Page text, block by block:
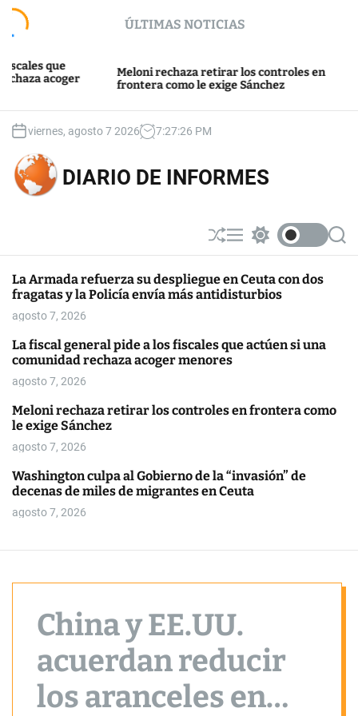
c
ÚLTIMAS NOTICIAS
Meloni rechaza retirar los controles en
frontera como le exige Sánchez
viernes, agosto 7 2026 7:27:26 PM
DIARIO DE INFORMES
S
h
ff
l
M
e
u
w
t
c
l
d
S
e
La Armada refuerza su despliegue en Ceuta con dos
fragatas y la Policía envía más antidisturbios
agosto 7, 2026
La fiscal general pide a los fiscales que actúen si una
comunidad rechaza acoger menores
agosto 7, 2026
Meloni rechaza retirar los controles en frontera como
le exige Sánchez
agosto 7, 2026
Washington culpa al Gobierno de la “invasión” de
decenas de miles de migrantes en Ceuta
agosto 7, 2026
China y EE.UU.
acuerdan reducir
los aranceles en